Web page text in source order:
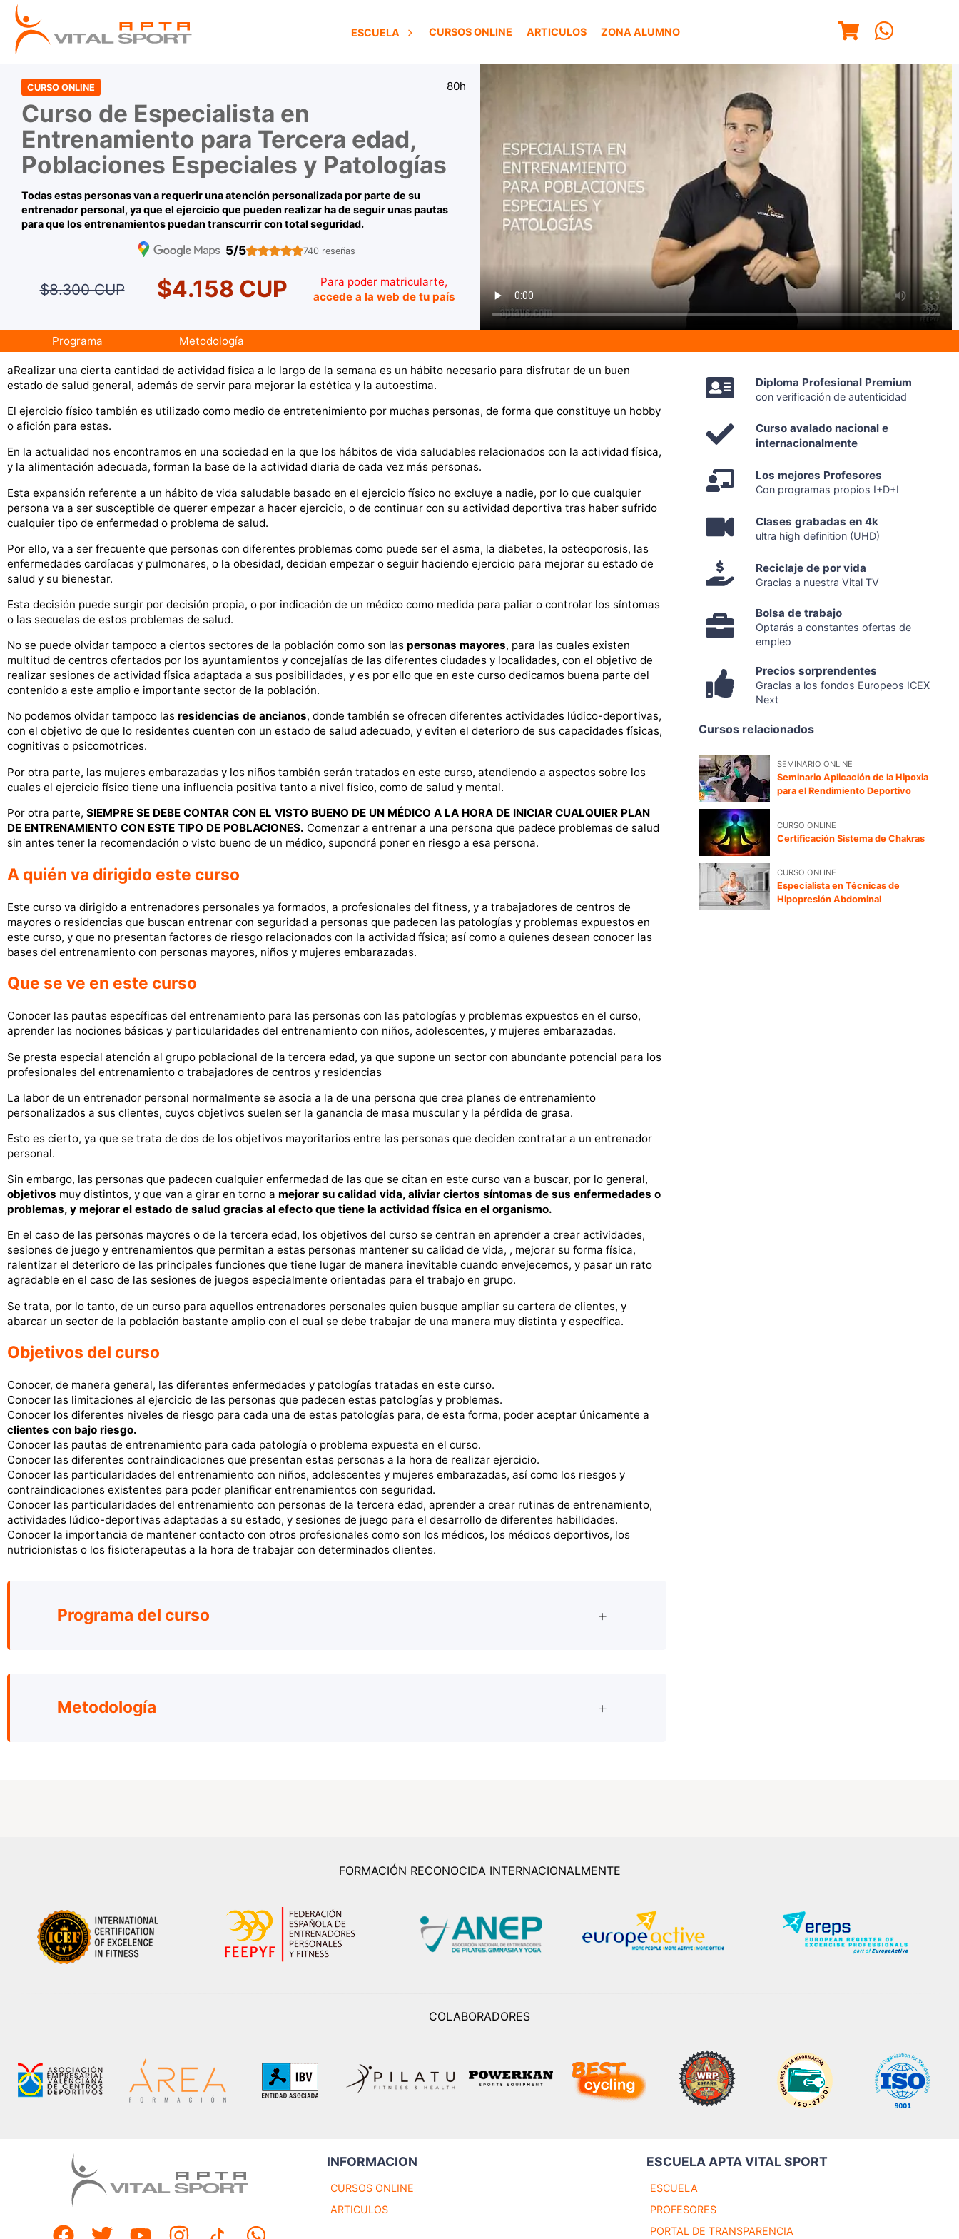
ESCUELA CURSOS ONLINE ARTICULOS ZONA ALUMNO
CURSO ONLINE 80h
Curso de Especialista en
Entrenamiento para Tercera edad,
Poblaciones Especiales y Patologías
Todas estas personas van a requerir una atención personalizada por parte de su
entrenador personal, ya que el ejercicio que pueden realizar ha de seguir unas pautas
para que los entrenamientos puedan transcurrir con total seguridad.
5/5 740 reseñas
$8.300 CUP $4.158 CUP
Para poder matricularte,
accede a la web de tu país
Programa Metodología
aRealizar una cierta cantidad de actividad física a lo largo de la semana es un hábito necesario para disfrutar de un buen
estado de salud general, además de servir para mejorar la estética y la autoestima.
El ejercicio físico también es utilizado como medio de entretenimiento por muchas personas, de forma que constituye un hobby
o afición para estas.
En la actualidad nos encontramos en una sociedad en la que los hábitos de vida saludables relacionados con la actividad física,
y la alimentación adecuada, forman la base de la actividad diaria de cada vez más personas.
Esta expansión referente a un hábito de vida saludable basado en el ejercicio físico no excluye a nadie, por lo que cualquier
persona va a ser susceptible de querer empezar a hacer ejercicio, o de continuar con su actividad deportiva tras haber sufrido
cualquier tipo de enfermedad o problema de salud.
Por ello, va a ser frecuente que personas con diferentes problemas como puede ser el asma, la diabetes, la osteoporosis, las
enfermedades cardíacas y pulmonares, o la obesidad, decidan empezar o seguir haciendo ejercicio para mejorar su estado de
salud y su bienestar.
Esta decisión puede surgir por decisión propia, o por indicación de un médico como medida para paliar o controlar los síntomas
o las secuelas de estos problemas de salud.
No se puede olvidar tampoco a ciertos sectores de la población como son las personas mayores, para las cuales existen
multitud de centros ofertados por los ayuntamientos y concejalías de las diferentes ciudades y localidades, con el objetivo de
realizar sesiones de actividad física adaptada a sus posibilidades, y es por ello que en este curso dedicamos buena parte del
contenido a este amplio e importante sector de la población.
No podemos olvidar tampoco las residencias de ancianos, donde también se ofrecen diferentes actividades lúdico-deportivas,
con el objetivo de que lo residentes cuenten con un estado de salud adecuado, y eviten el deterioro de sus capacidades físicas,
cognitivas o psicomotrices.
Por otra parte, las mujeres embarazadas y los niños también serán tratados en este curso, atendiendo a aspectos sobre los
cuales el ejercicio físico tiene una influencia positiva tanto a nivel físico, como de salud y mental.
Por otra parte, SIEMPRE SE DEBE CONTAR CON EL VISTO BUENO DE UN MÉDICO A LA HORA DE INICIAR CUALQUIER PLAN
DE ENTRENAMIENTO CON ESTE TIPO DE POBLACIONES. Comenzar a entrenar a una persona que padece problemas de salud
sin antes tener la recomendación o visto bueno de un médico, supondrá poner en riesgo a esa persona.
A quién va dirigido este curso
Este curso va dirigido a entrenadores personales ya formados, a profesionales del fitness, y a trabajadores de centros de
mayores o residencias que buscan entrenar con seguridad a personas que padecen las patologías y problemas expuestos en
este curso, y que no presentan factores de riesgo relacionados con la actividad física; así como a quienes desean conocer las
bases del entrenamiento con personas mayores, niños y mujeres embarazadas.
Que se ve en este curso
Conocer las pautas específicas del entrenamiento para las personas con las patologías y problemas expuestos en el curso,
aprender las nociones básicas y particularidades del entrenamiento con niños, adolescentes, y mujeres embarazadas.
Se presta especial atención al grupo poblacional de la tercera edad, ya que supone un sector con abundante potencial para los
profesionales del entrenamiento o trabajadores de centros y residencias
La labor de un entrenador personal normalmente se asocia a la de una persona que crea planes de entrenamiento
personalizados a sus clientes, cuyos objetivos suelen ser la ganancia de masa muscular y la pérdida de grasa.
Esto es cierto, ya que se trata de dos de los objetivos mayoritarios entre las personas que deciden contratar a un entrenador
personal.
Sin embargo, las personas que padecen cualquier enfermedad de las que se citan en este curso van a buscar, por lo general,
objetivos muy distintos, y que van a girar en torno a mejorar su calidad vida, aliviar ciertos síntomas de sus enfermedades o
problemas, y mejorar el estado de salud gracias al efecto que tiene la actividad física en el organismo.
En el caso de las personas mayores o de la tercera edad, los objetivos del curso se centran en aprender a crear actividades,
sesiones de juego y entrenamientos que permitan a estas personas mantener su calidad de vida, , mejorar su forma física,
ralentizar el deterioro de las principales funciones que tiene lugar de manera inevitable cuando envejecemos, y pasar un rato
agradable en el caso de las sesiones de juegos especialmente orientadas para el trabajo en grupo.
Se trata, por lo tanto, de un curso para aquellos entrenadores personales quien busque ampliar su cartera de clientes, y
abarcar un sector de la población bastante amplio con el cual se debe trabajar de una manera muy distinta y específica.
Objetivos del curso
Conocer, de manera general, las diferentes enfermedades y patologías tratadas en este curso.
Conocer las limitaciones al ejercicio de las personas que padecen estas patologías y problemas.
Conocer los diferentes niveles de riesgo para cada una de estas patologías para, de esta forma, poder aceptar únicamente a
clientes con bajo riesgo.
Conocer las pautas de entrenamiento para cada patología o problema expuesta en el curso.
Conocer las diferentes contraindicaciones que presentan estas personas a la hora de realizar ejercicio.
Conocer las particularidades del entrenamiento con niños, adolescentes y mujeres embarazadas, así como los riesgos y
contraindicaciones existentes para poder planificar entrenamientos con seguridad.
Conocer las particularidades del entrenamiento con personas de la tercera edad, aprender a crear rutinas de entrenamiento,
actividades lúdico-deportivas adaptadas a su estado, y sesiones de juego para el desarrollo de diferentes habilidades.
Conocer la importancia de mantener contacto con otros profesionales como son los médicos, los médicos deportivos, los
nutricionistas o los fisioterapeutas a la hora de trabajar con determinados clientes.
Programa del curso
Metodología
Diploma Profesional Premium
con verificación de autenticidad
Curso avalado nacional e
internacionalmente
Los mejores Profesores
Con programas propios I+D+I
Clases grabadas en 4k
ultra high definition (UHD)
Reciclaje de por vida
Gracias a nuestra Vital TV
Bolsa de trabajo
Optarás a constantes ofertas de
empleo
Precios sorprendentes
Gracias a los fondos Europeos ICEX
Next
Cursos relacionados
SEMINARIO ONLINE
Seminario Aplicación de la Hipoxia
para el Rendimiento Deportivo
CURSO ONLINE
Certificación Sistema de Chakras
CURSO ONLINE
Especialista en Técnicas de
Hipopresión Abdominal
FORMACIÓN RECONOCIDA INTERNACIONALMENTE
COLABORADORES
INFORMACION
CURSOS ONLINE
ARTICULOS
ESCUELA APTA VITAL SPORT
ESCUELA
PROFESORES
PORTAL DE TRANSPARENCIA